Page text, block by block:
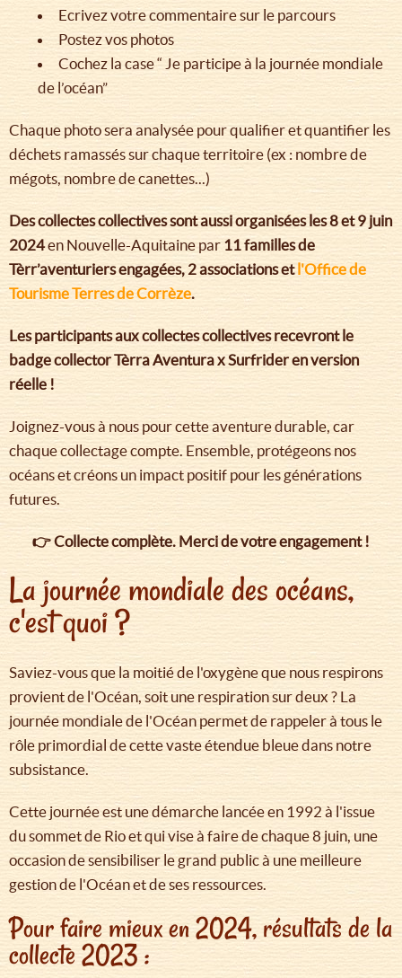
Ecrivez votre commentaire sur le parcours
Postez vos photos
Cochez la case “ Je participe à la journée mondiale
de l’océan”
Chaque photo sera analysée pour qualifier et quantifier les
déchets ramassés sur chaque territoire (ex : nombre de
mégots, nombre de canettes...)
Des collectes collectives sont aussi organisées les 8 et 9 juin
2024en Nouvelle-Aquitaine par 11 familles de
Tèrr’aventuriers engagées, 2 associations etl'Office de
Tourisme Terres de Corrèze.
Les participants aux collectes collectives recevront le
badge collector Tèrra Aventura x Surfrider en version
réelle !
Joignez-vous à nous pour cette aventure durable, car
chaque collectage compte. Ensemble, protégeons nos
océans et créons un impact positif pour les générations
futures.
👉 Collecte complète. Merci de votre engagement !
La journée mondiale des océans,
c'est quoi ?
Saviez-vous que la moitié de l'oxygène que nous respirons
provient de l'Océan, soit une respiration sur deux ? La
journée mondiale de l'Océan permet de rappeler à tous le
rôle primordial de cette vaste étendue bleue dans notre
subsistance.
Cette journée est une démarche lancée en 1992 à l'issue
du sommet de Rio et qui vise à faire de chaque 8 juin, une
occasion de sensibiliser le grand public à une meilleure
gestion de l'Océan et de ses ressources.
Pour faire mieux en 2024, résultats de la
collecte 2023 :